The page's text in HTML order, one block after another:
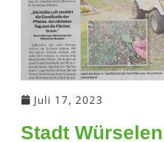
Juli 17, 2023
Stadt